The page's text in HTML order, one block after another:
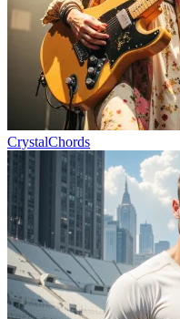
CrystalChords